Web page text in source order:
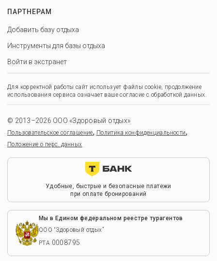
ПАРТНЕРАМ
Добавить базу отдыха
Инструменты для базы отдыха
Войти в экстранет
Для корректной работы сайт использует файлы cookie, продолжение
использования сервиса означает ваше согласие с обработкой данных.
© 2013–2026 ООО «Здоровый отдых»
Пользовательское соглашение, Политика конфиденциальности,
Положение о перс. данных
Удобные, быстрые и безопасные платежи
при оплате бронирований
Мы в Едином федеральном реестре турагентов
ООО “Здоровый отдых”
РТА 0008795